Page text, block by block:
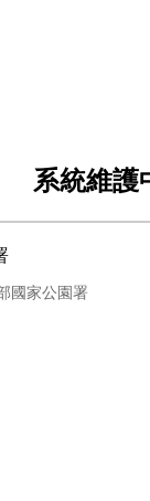
系統維護
國家公園署